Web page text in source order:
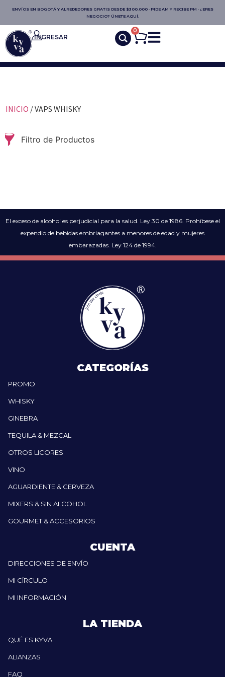
ENVÍOS EN BOGOTÁ Y ALREDEDORES GRATIS DESDE $300.000 · PIDE AM Y RECIBE PM · ¿ERES
NEGOCIO? ÚNETE AQUÍ.
INGRESAR
0
INICIO / VAPS WHISKY
Filtro de Productos
El exceso de alcohol es perjudicial para la salud. Ley 30 de 1986. Prohíbese el
expendio de bebidas embriagantes a menores de edad y mujeres
embarazadas. Ley 124 de 1994.
CATEGORÍAS
PROMO
WHISKY
GINEBRA
TEQUILA & MEZCAL
OTROS LICORES
VINO
AGUARDIENTE & CERVEZA
MIXERS & SIN ALCOHOL
GOURMET & ACCESORIOS
CUENTA
DIRECCIONES DE ENVÍO
MI CÍRCULO
MI INFORMACIÓN
LA TIENDA
QUÉ ES KYVA
ALIANZAS
FAQ